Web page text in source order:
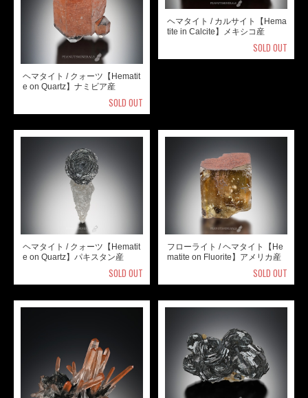
ヘマタイト / クォーツ【Hematit
e on Quartz】ナミビア産
SOLD OUT
ヘマタイト / カルサイト【Hema
tite in Calcite】メキシコ産
SOLD OUT
ヘマタイト / クォーツ【Hematit
e on Quartz】パキスタン産
SOLD OUT
フローライト / ヘマタイト【He
matite on Fluorite】アメリカ産
SOLD OUT